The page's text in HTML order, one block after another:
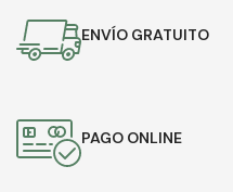
ENVÍO GRATUITO
PAGO ONLINE